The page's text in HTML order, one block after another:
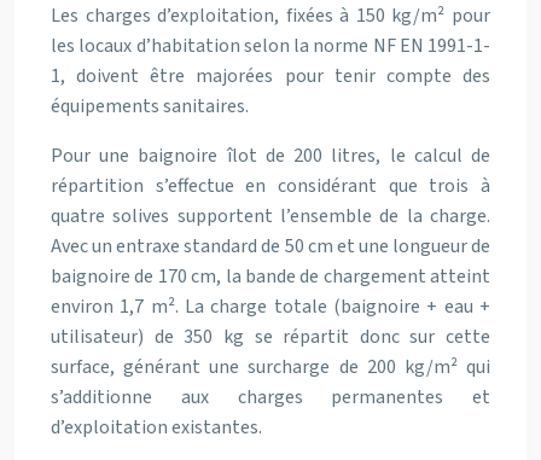
Les charges d’exploitation, fixées à 150 kg/m² pour
les locaux d’habitation selon la norme NF EN 1991-1-
1, doivent être majorées pour tenir compte des
équipements sanitaires.
Pour une baignoire îlot de 200 litres, le calcul de
répartition s’effectue en considérant que trois à
quatre solives supportent l’ensemble de la charge.
Avec un entraxe standard de 50 cm et une longueur de
baignoire de 170 cm, la bande de chargement atteint
environ 1,7 m². La charge totale (baignoire + eau +
utilisateur) de 350 kg se répartit donc sur cette
surface, générant une surcharge de 200 kg/m² qui
s’additionne aux charges permanentes et
d’exploitation existantes.